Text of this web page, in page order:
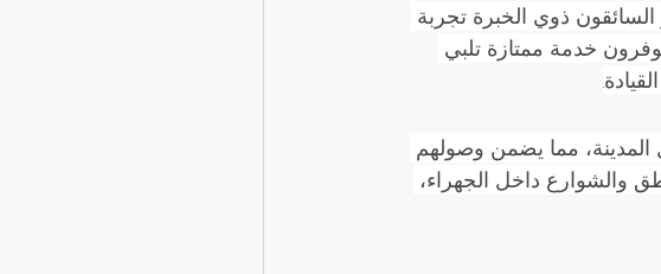
ذوي الخبرة تجربة
خدمة ممتازة تلبي
مما يضمن وصولهم
والشوارع داخل الجهراء،